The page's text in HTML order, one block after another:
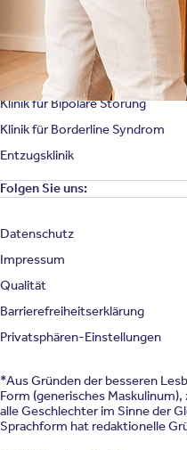
Klinik für Angststörung
Klinik für Zwangsstörung
Klinik für Persönlichkeitsstörung
Klinik für Bipolare Störung
Klinik für Borderline Syndrom
Entzugsklinik
Folgen Sie uns:
Datenschutz
Impressum
Qualität
Barrierefreiheitserklärung
Privatsphären-Einstellungen
*Aus Gründen der besseren
Form (generisches
alle Geschlechter im Sinne der
Sprachform hat redaktionelle